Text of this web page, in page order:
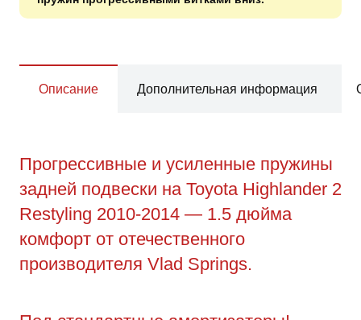
Описание Дополнительная информация
Прогрессивные и усиленные пружины
задней подвески на Toyota Highlander 2
Restyling 2010-2014 — 1.5 дюйма
комфорт от отечественного
производителя Vlad Springs.